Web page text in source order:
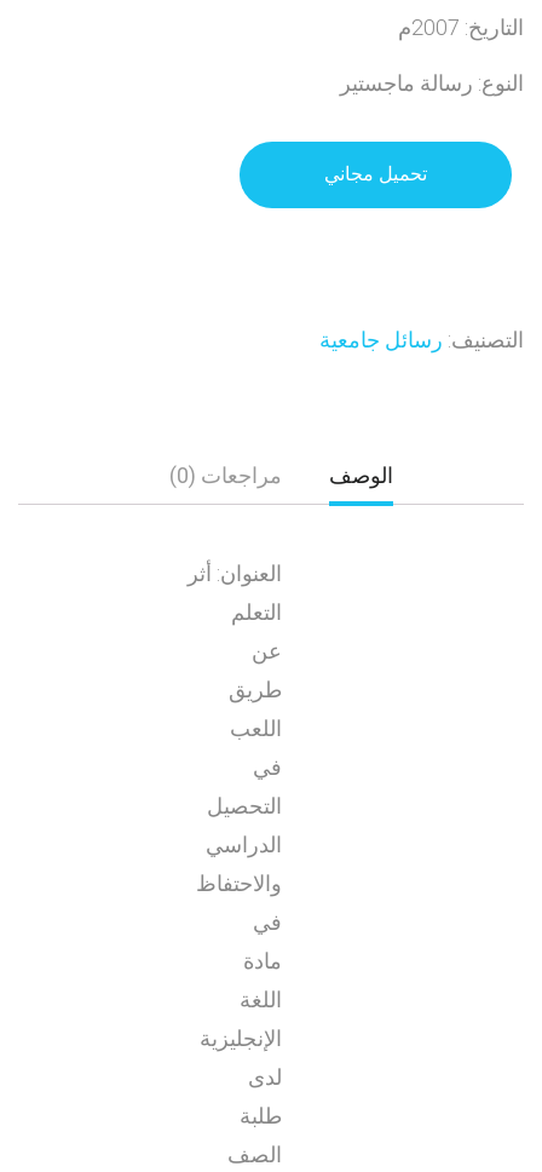
التاريخ: 2007م
النوع: رسالة ماجستير
تحميل مجاني
التصنيف: رسائل جامعية
الوصف مراجعات (0)
العنوان: أثر
التعلم
عن
طريق
اللعب
في
التحصيل
الدراسي
والاحتفاظ
في
مادة
اللغة
الإنجليزية
لدى
طلبة
الصف